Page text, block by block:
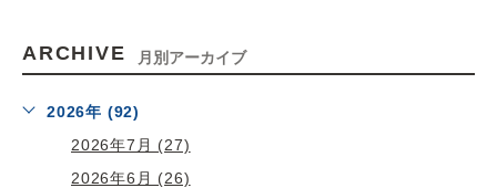
ARCHIVE 月別アーカイブ
2026年 (92)
2026年7月 (27)
2026年6月 (26)